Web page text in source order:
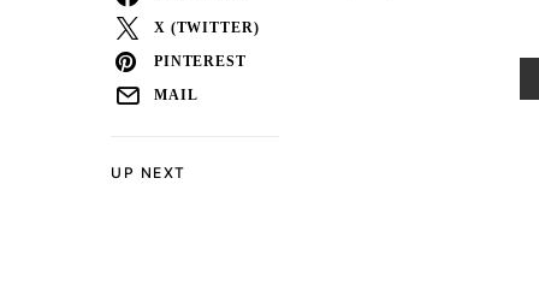
UP NEXT
X (TWITTER)
PINTEREST
MAIL